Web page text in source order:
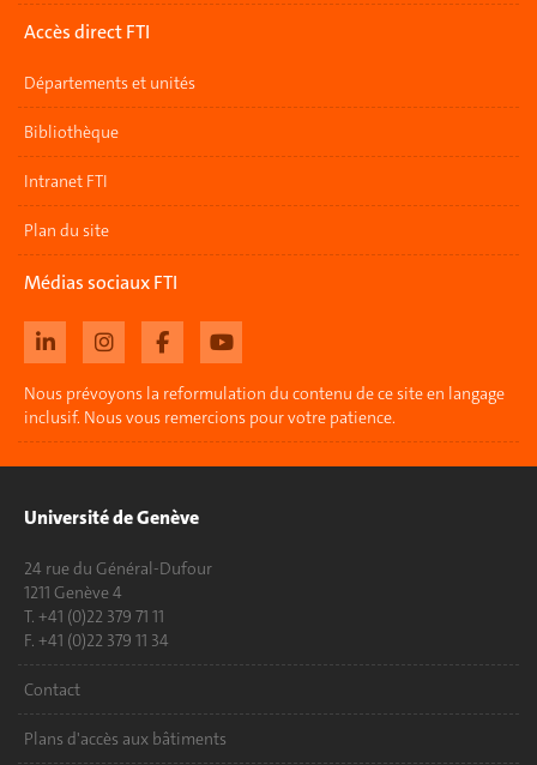
Accès direct FTI
Départements et unités
Bibliothèque
Intranet FTI
Plan du site
Médias sociaux FTI
Nous prévoyons la reformulation du contenu de ce site en langage
inclusif. Nous vous remercions pour votre patience.
Université de Genève
24 rue du Général-Dufour
1211 Genève 4
T. +41 (0)22 379 71 11
F. +41 (0)22 379 11 34
Contact
Plans d'accès aux bâtiments